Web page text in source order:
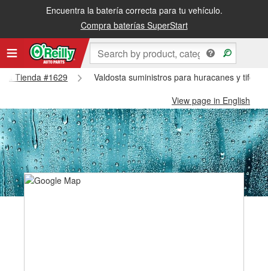
Encuentra la batería correcta para tu vehículo.
Compra baterías SuperStart
Tienda #1629
Valdosta suministros para huracanes y
View page in English